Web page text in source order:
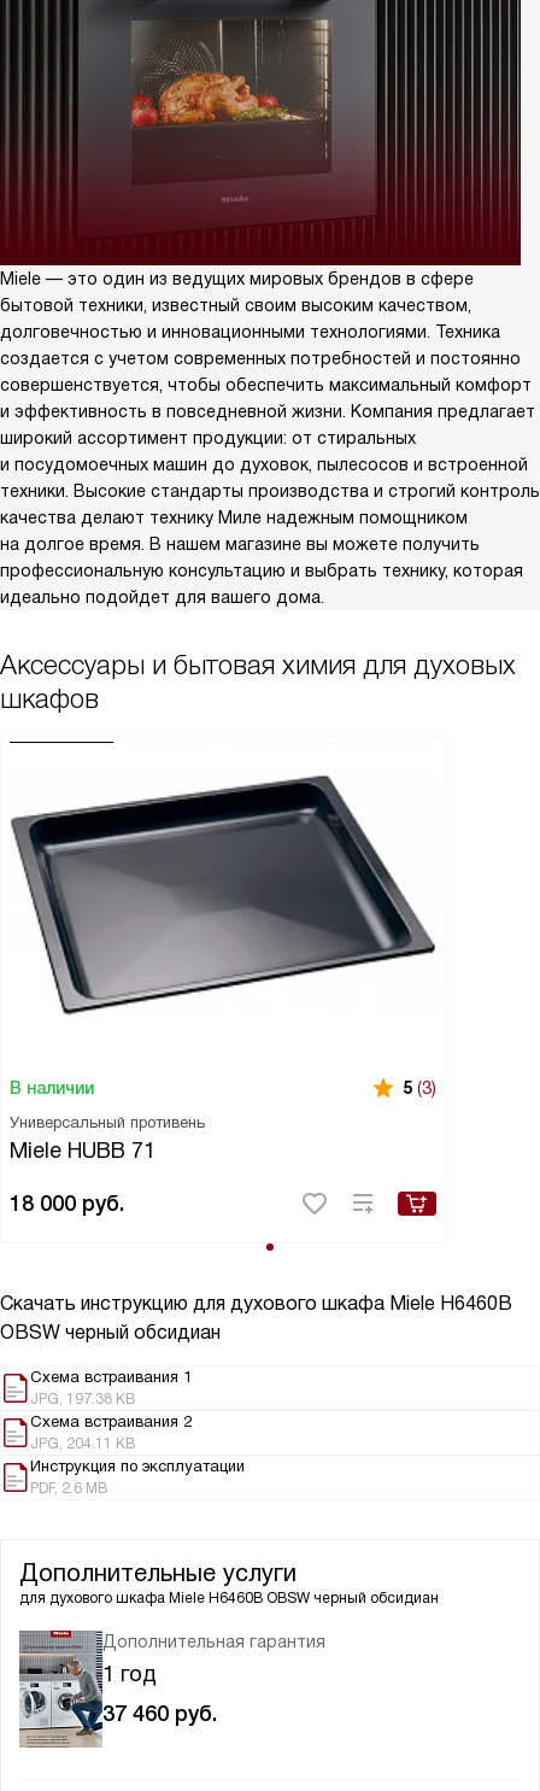
Miele — это один из ведущих мировых брендов в сфере
бытовой техники, известный своим высоким качеством,
долговечностью и инновационными технологиями. Техника
создается с учетом современных потребностей и постоянно
совершенствуется, чтобы обеспечить максимальный комфорт
и эффективность в повседневной жизни. Компания предлагает
широкий ассортимент продукции: от стиральных
и посудомоечных машин до духовок, пылесосов и встроенной
техники. Высокие стандарты производства и строгий контроль
качества делают технику Миле надежным помощником
на долгое время. В нашем магазине вы можете получить
профессиональную консультацию и выбрать технику, которая
идеально подойдет для вашего дома.
Аксессуары и бытовая химия для духовых
шкафов
В наличии 5 (3)
Универсальный противень
Miele HUBB 71
18 000 руб.
Скачать инструкцию для духового шкафа Miele H6460B
OBSW черный обсидиан
Схема встраивания 1
JPG, 197.38 KB
Схема встраивания 2
JPG, 204.11 KB
Инструкция по эксплуатации
PDF, 2.6 MB
Дополнительные услуги
для духового шкафа Miele H6460B OBSW черный обсидиан
Дополнительная гарантия
1 год
37 460 руб.